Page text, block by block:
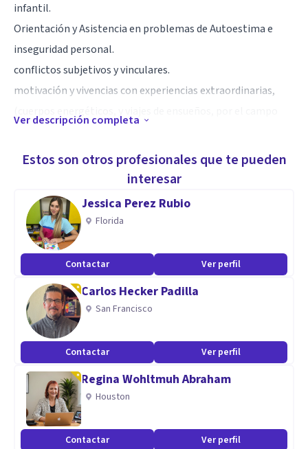
infantil.
Orientación y Asistencia en problemas de Autoestima e
inseguridad personal.
conflictos subjetivos y vinculares.
motivación y vivencias con experiencias extraordinarias,
Especialidad
C.G.Jung; investigaciones en Psicología Holísticas
(Chamanismo) y Física Cuántica.
Aptitudes
Capacitación y Formación con enfoque Holístico y
Bioenergético.
para pequeños grupos y de manera personalizada.
Ver descripción completa
Estos son otros profesionales que te pueden
interesar
Jessica Perez Rubio
Florida
Contactar Ver perfil
Carlos Hecker Padilla
San Francisco
Contactar Ver perfil
Regina Wohltmuh Abraham
Houston
Contactar Ver perfil